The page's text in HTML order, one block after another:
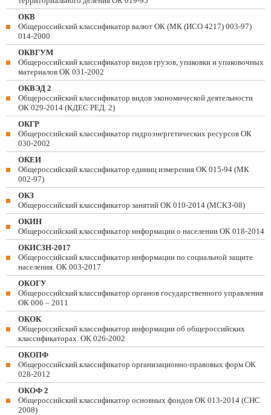
ОКВ
Общероссийский классификатор валют ОК (МК (ИСО 4217) 003-97)
014-2000
ОКВГУМ
Общероссийский классификатор видов грузов, упаковки и упаковочных
материалов ОК 031-2002
ОКВЭД 2
Общероссийский классификатор видов экономической деятельности
ОК 029-2014 (КДЕС РЕД. 2)
ОКГР
Общероссийский классификатор гидроэнергетических ресурсов ОК
030-2002
ОКЕИ
Общероссийский классификатор единиц измерения ОК 015-94 (МК
002-97)
ОКЗ
Общероссийский классификатор занятий ОК 010-2014 (МСКЗ-08)
ОКИН
Общероссийский классификатор информации о населении ОК 018-2014
ОКИСЗН-2017
Общероссийский классификатор информации по социальной защите
населения. ОК 003-2017
ОКОГУ
Общероссийский классификатор органов государственного управления
ОК 006 – 2011
ОКОК
Общероссийский классификатор информации об общероссийских
классификаторах. ОК 026-2002
ОКОПФ
Общероссийский классификатор организационно-правовых форм ОК
028-2012
ОКОФ 2
Общероссийский классификатор основных фондов ОК 013-2014 (СНС
2008)